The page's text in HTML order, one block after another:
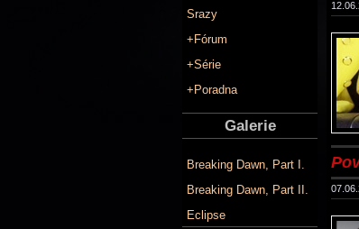
Srazy
+Fórum
+Série
+Poradna
Galerie
Breaking Dawn, Part I.
Breaking Dawn, Part II.
Eclipse